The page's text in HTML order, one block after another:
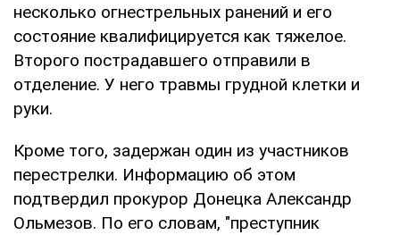
несколько огнестрельных ранений и его
состояние квалифицируется как тяжелое.
Второго пострадавшего отправили в
отделение. У него травмы грудной клетки и
руки.
Кроме того, задержан один из участников
перестрелки. Информацию об этом
подтвердил прокурор Донецка Александр
Ольмезов. По его словам, "преступник